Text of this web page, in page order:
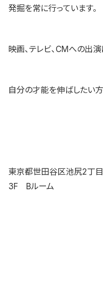
発掘を常に行っています。
映画、テレビ、CMへの出
自分の才能を伸ばしたい方
東京都世田谷区池尻2丁
3F Bルーム